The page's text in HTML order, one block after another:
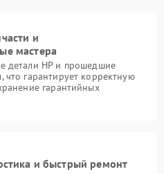
и
мастера
детали HP и прошедшие
гарантирует корректную
гарантийных
и быстрый ремонт